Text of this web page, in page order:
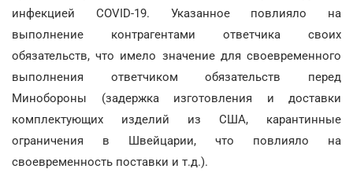
инфекцией COVID-19. Указанное повлияло на
выполнение контрагентами ответчика своих
обязательств, что имело значение для своевременного
выполнения ответчиком обязательств перед
Минобороны (задержка изготовления и доставки
комплектующих изделий из США, карантинные
ограничения в Швейцарии, что повлияло на
своевременность поставки и т.д.).